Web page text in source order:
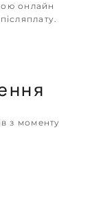
онлайн
з моменту